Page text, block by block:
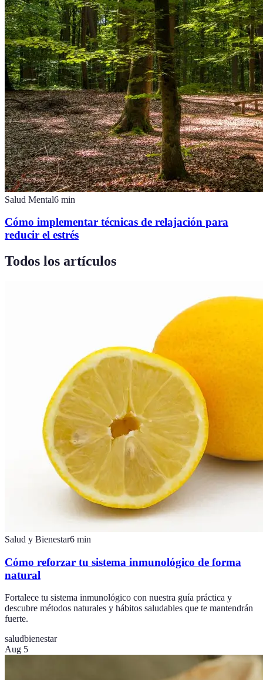
Salud Mental6 min
Cómo implementar técnicas de relajación para
reducir el estrés
Todos los artículos
Salud y Bienestar6 min
Cómo reforzar tu sistema inmunológico de forma
natural
Fortalece tu sistema inmunológico con nuestra guía práctica y
descubre métodos naturales y hábitos saludables que te mantendrán
fuerte.
saludbienestar
Aug 5